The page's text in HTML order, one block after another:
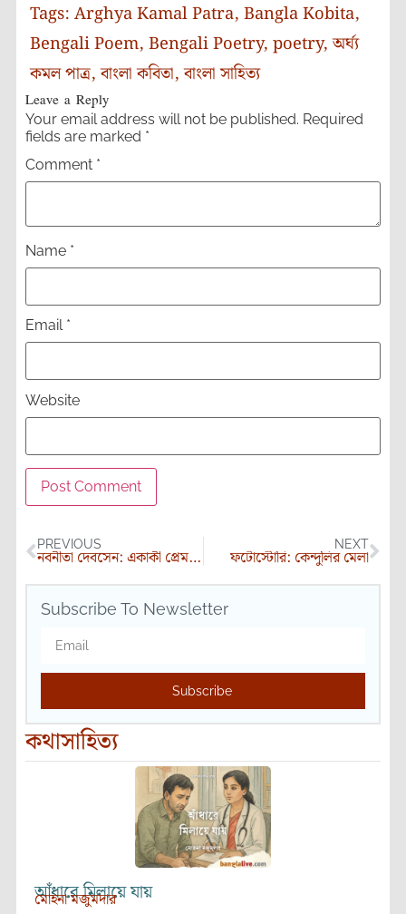
Tags: Arghya Kamal Patra, Bangla Kobita,
Bengali Poem, Bengali Poetry, poetry,অর্ঘ্য
কমল পাত্র,বাংলা কবিতা,বাংলা সাহিত্য
Leave a Reply
Your email address will not be published. Required
fields are marked *
Comment *
Name *
Email *
Website
PREVIOUS
নবনীতা দেবসেন: একাকী প্রেমতৃষ্ণার যাত্রাপথ
NEXT
ফটোস্টোরি: কেন্দুলির মেলা
Subscribe To Newsletter
Subscribe
কথাসাহিত্য
আঁধারে মিলায়ে যায়
মোহনা মজুমদার